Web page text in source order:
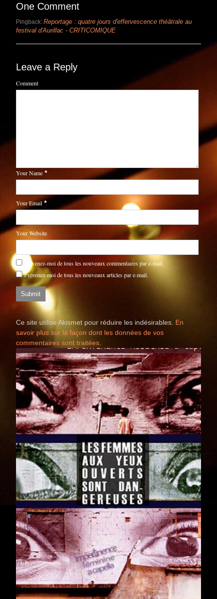
One Comment
Pingback:Reportage : quatre jours d'effervescence théâtrale au
festival d'Aurillac - CRITICOMIQUE
Leave a Reply
Comment
Your Name *
Your Email *
Your Website
Prévenez-moi de tous les nouveaux commentaires par e-mail.
Prévenez-moi de tous les nouveaux articles par e-mail.
Ce site utilise Akismet pour réduire les indésirables. En
savoir plus sur la façon dont les données de vos
commentaires sont traitées